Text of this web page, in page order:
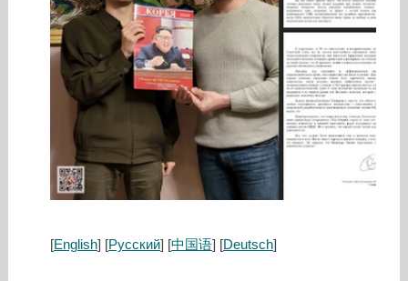
[English] [Русский] [中国语] [Deutsch]